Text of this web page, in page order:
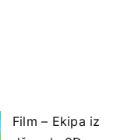
Film – Ekipa iz